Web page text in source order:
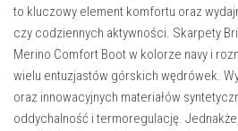
to kluczowy element komfortu oraz
czy codziennych aktywności. Skarpety
Merino Comfort Boot w kolorze navy i
wielu entuzjastów górskich wędrówek.
oraz innowacyjnych materiałów
oddychalność i termoregulację.